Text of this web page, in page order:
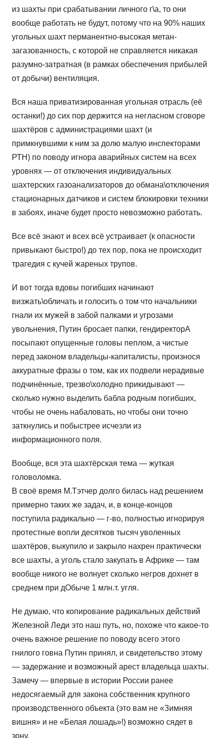
из шахты при срабатывании личного г\а, то они
вообще работать не будут, потому что на 90% наших
угольных шахт перманентно-высокая метан-
загазованность, с которой не справляется никакая
разумно-затратная (в рамках обеспечения прибылей
от добычи) вентиляция.
Вся наша приватизированная угольная отрасль (её
останки!) до сих пор держится на негласном сговоре
шахтёров с администрациями шахт (и
примкнувшими к ним за долю малую инспекторами
РТН) по поводу игнора аварийных систем на всех
уровнях — от отключения индивидуальных
шахтерских газоанализаторов до обмана\отключения
стационарных датчиков и систем блокировки техники
в забоях, иначе будет просто невозможно работать.
Все всё знают и всех всё устраивает (к опасности
привыкают быстро!) до тех пор, пока не происходит
трагедия с кучей жареных трупов.
И вот тогда вдовы погибших начинают
визжать\обличать и голосить о том что начальники
гнали их мужей в забой палками и угрозами
увольнения, Путин бросает папки, гендиректорА
посыпают опущенные головы пеплом, а чистые
перед законом владельцы-капиталисты, произнося
аккуратные фразы о том, как их подвели нерадивые
подчинённые, трезво\холодно прикидывают —
сколько нужно выделить бабла родным погибших,
чтобы не очень набаловать, но чтобы они точно
заткнулись и побыстрее исчезли из
информационного поля.
Вообще, вся эта шахтёрская тема — жуткая
головоломка.
В своё время М.Тэтчер долго билась над решением
примерно таких же задач, и, в конце-концов
поступила радикально — г-во, полностью игнорируя
протестные вопли десятков тысяч уволенных
шахтёров, выкупило и закрыло нахрен практически
все шахты, а уголь стало закупать в Африке — там
вообще никого не волнует сколько негров дохнет в
среднем при дОбыче 1 млн.т. угля.
Не думаю, что копирование радикальных действий
Железной Леди это наш путь, но, похоже что какое-то
очень важное решение по поводу всего этого
гнилого говна Путин принял, и свидетельство этому
— задержание и возможный арест владельца шахты.
Замечу — впервые в истории России ранее
недосягаемый для закона собственник крупного
производственного объекта (это вам не «Зимняя
вишня» и не «Белая лошадь»!) возможно сядет в
зону.